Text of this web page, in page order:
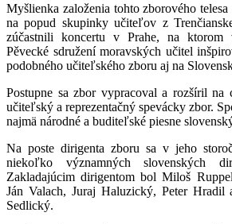
Myšlienka založenia tohto zborového
na popud skupinky učiteľov z
zúčastnili koncertu v Prahe, na ktorom
Pěvecké sdružení moravských učitel
podobného učiteľského zboru aj na
Postupne sa zbor vypracoval a rozšíril na
učiteľský a reprezentačný spevácky zbor.
najmä národné a buditeľské piesne
Na poste dirigenta zboru sa v jeho
niekoľko významných slovenských
Zakladajúcim dirigentom bol Miloš
Ján Valach, Juraj Haluzický, Peter Hradil
Sedlický.